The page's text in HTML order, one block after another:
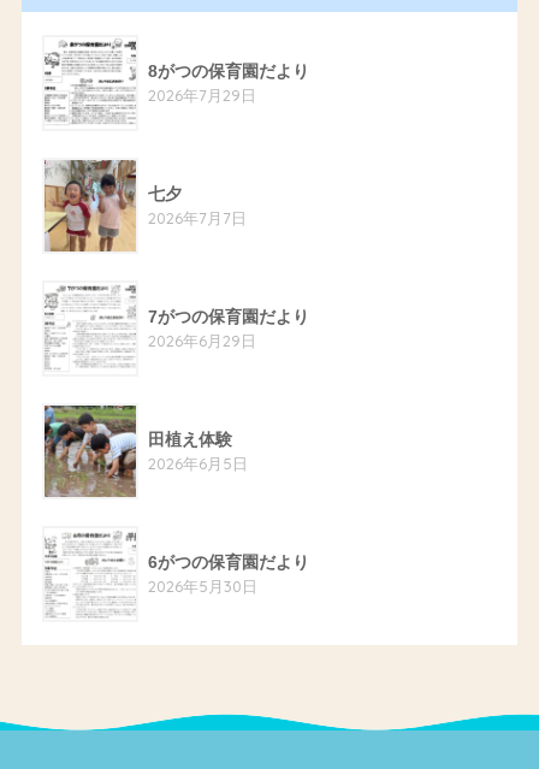
8がつの保育園だより
2026年7月29日
七夕
2026年7月7日
7がつの保育園だより
2026年6月29日
田植え体験
2026年6月5日
6がつの保育園だより
2026年5月30日